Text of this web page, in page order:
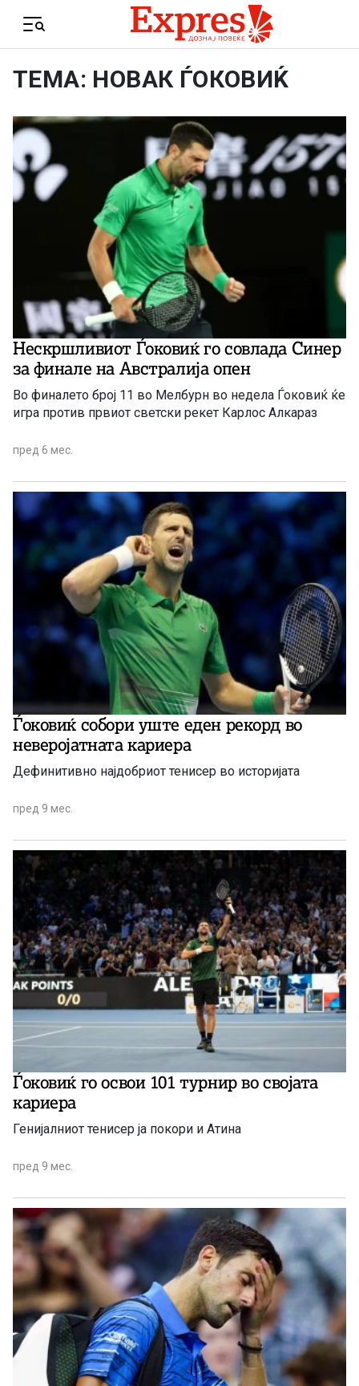
Menu
ТЕМА: НОВАК ЃОКОВИЌ
Нескршливиот Ѓоковиќ го совлада Синер
за финале на Австралија опен
Во финалето број 11 во Мелбурн во недела Ѓоковиќ ќе
игра против првиот светски рекет Карлос Алкараз
пред 6 мес.
Ѓоковиќ собори уште еден рекорд во
неверојатната кариера
Дефинитивно најдобриот тенисер во историјата
пред 9 мес.
Ѓоковиќ го освои 101 турнир во својата
кариера
Генијалниот тенисер ја покори и Атина
пред 9 мес.